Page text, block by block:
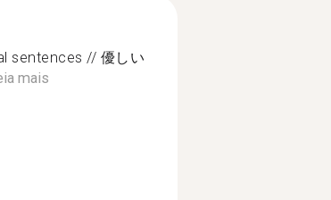
sentences // 優しい
mais